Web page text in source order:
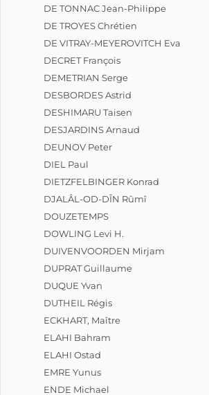
DE TONNAC Jean-Philippe
DE TROYES Chrétien
DE VITRAY-MEYEROVITCH Eva
DECRET François
DEMETRIAN Serge
DESBORDES Astrid
DESHIMARU Taisen
DESJARDINS Arnaud
DEUNOV Peter
DIEL Paul
DIETZFELBINGER Konrad
DJALÂL-OD-DÎN Rûmî
DOUZETEMPS
DOWLING Levi H.
DUIVENVOORDEN Mirjam
DUPRAT Guillaume
DUQUE Yvan
DUTHEIL Régis
ECKHART, Maître
ELAHI Bahram
ELAHI Ostad
EMRE Yunus
ENDE Michael